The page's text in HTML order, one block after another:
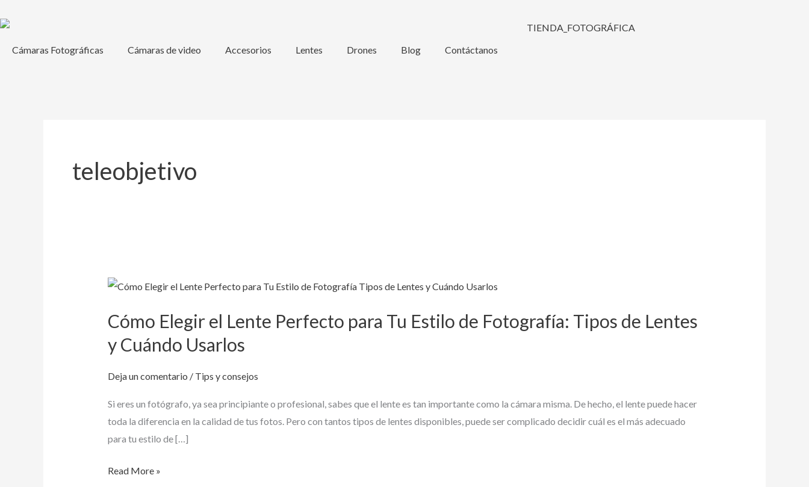
al
Cámaras Fotográficas Cámaras de video Accesorios Lentes Drones Blog Contáctanos
teleobjetivo
Cómo Elegir el Lente Perfecto para Tu Estilo de Fotografía: Tipos de Lentes
y Cuándo Usarlos
Deja un comentario / Tips y consejos
Si eres un fotógrafo, ya sea principiante o profesional, sabes que el lente es tan importante como la cámara misma. De hecho, el lente puede hacer
toda la diferencia en la calidad de tus fotos. Pero con tantos tipos de lentes disponibles, puede ser complicado decidir cuál es el más adecuado
para tu estilo de […]
Cómo
el
Lente
Perfecto
para
Estilo
de
Fotografía:
de
Read More »